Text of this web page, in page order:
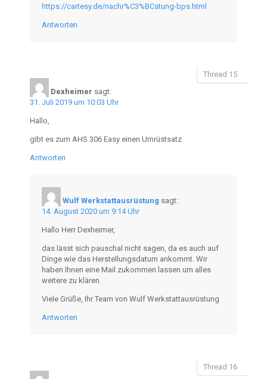
https://cartesy.de/nachr%C3%BCstung-bps.html
Antworten
Dexheimer sagt:
31. Juli 2019 um 10:03 Uhr
Hallo,
gibt es zum AHS 306 Easy einen Umrüstsatz
Antworten
Wulf Werkstattausrüstung sagt:
14. August 2020 um 9:14 Uhr
Hallo Herr Dexheimer,
das lässt sich pauschal nicht sagen, da es auch auf
Dinge wie das Herstellungsdatum ankommt. Wir
haben Ihnen eine Mail zukommen lassen um alles
weitere zu klären.
Viele Grüße, Ihr Team von Wulf Werkstattausrüstung
Antworten